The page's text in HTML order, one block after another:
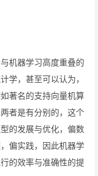
机器学习高度重叠的
学，甚至可以认为，
著名的支持向量机算
者是有分别的，这个
的发展与优化，偏数
偏实践，因此机器学
的效率与准确性的提